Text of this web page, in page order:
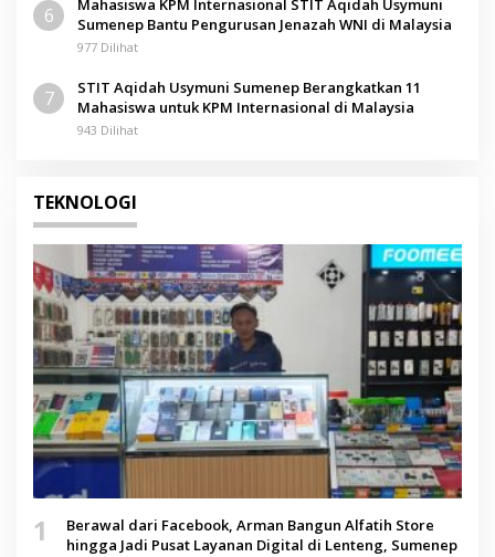
6
Mahasiswa KPM Internasional STIT Aqidah Usymuni
Sumenep Bantu Pengurusan Jenazah WNI di Malaysia
977 Dilihat
7
STIT Aqidah Usymuni Sumenep Berangkatkan 11
Mahasiswa untuk KPM Internasional di Malaysia
943 Dilihat
TEKNOLOGI
1
Berawal dari Facebook, Arman Bangun Alfatih Store
hingga Jadi Pusat Layanan Digital di Lenteng, Sumenep